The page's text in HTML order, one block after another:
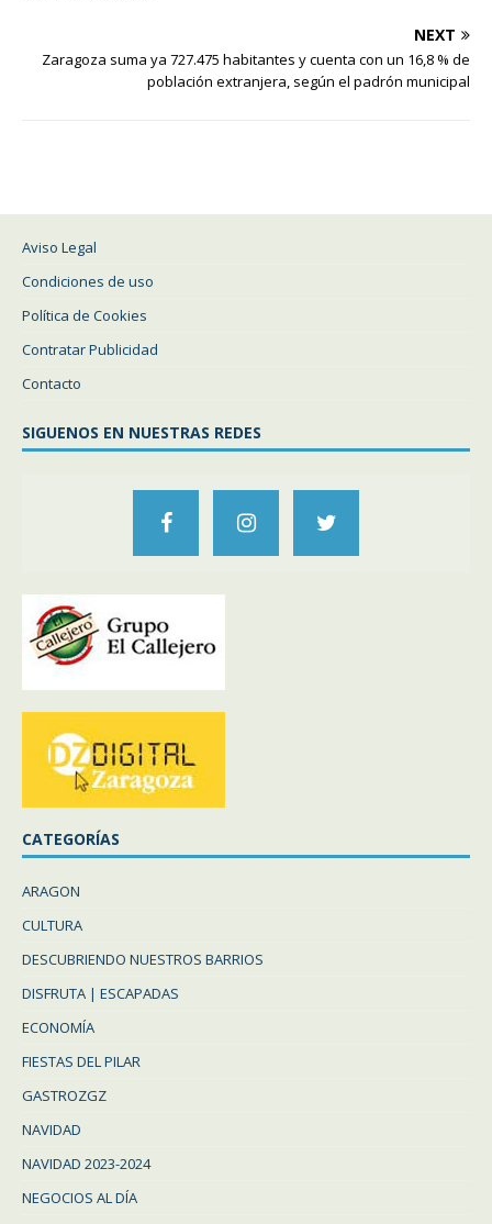
NEXT
Zaragoza suma ya 727.475 habitantes y cuenta con un 16,8 % de
población extranjera, según el padrón municipal
Aviso Legal
Condiciones de uso
Política de Cookies
Contratar Publicidad
Contacto
SIGUENOS EN NUESTRAS REDES
CATEGORÍAS
ARAGON
CULTURA
DESCUBRIENDO NUESTROS BARRIOS
DISFRUTA | ESCAPADAS
ECONOMÍA
FIESTAS DEL PILAR
GASTROZGZ
NAVIDAD
NAVIDAD 2023-2024
NEGOCIOS AL DÍA